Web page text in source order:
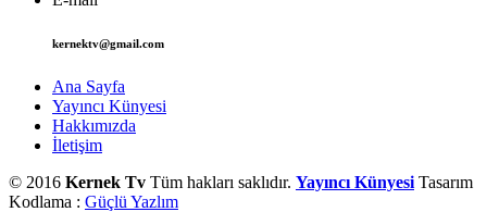
kernektv@gmail.com
Ana Sayfa
Yayıncı Künyesi
Hakkımızda
İletişim
© 2016 Kernek Tv Tüm hakları saklıdır. Yayıncı Künyesi Tasarım
Kodlama : Güçlü Yazlım